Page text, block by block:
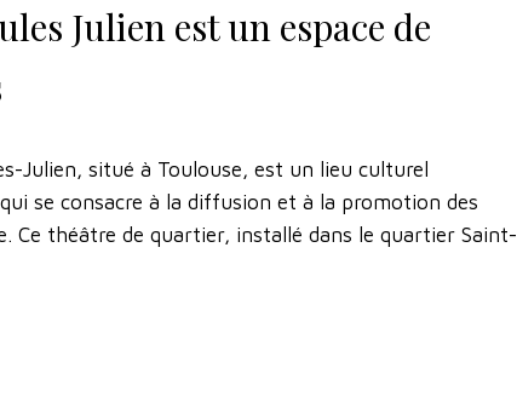
Julien est un espace de
Julien, situé à Toulouse, est un lieu culturel
se consacre à la diffusion et à la promotion des
Ce théâtre de quartier, installé dans le quartier Saint-